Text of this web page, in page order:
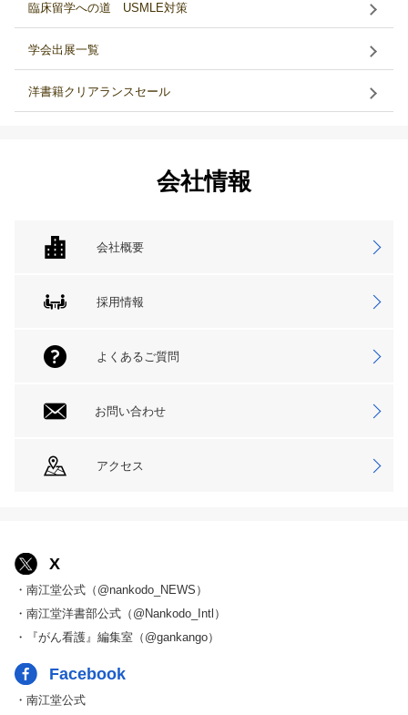
臨床留学への道 USMLE対策
学会出展一覧
洋書籍クリアランスセール
会社情報
会社概要
採用情報
よくあるご質問
お問い合わせ
アクセス
X
・南江堂公式（@nankodo_NEWS）
・南江堂洋書部公式（@Nankodo_Intl）
・『がん看護』編集室（@gankango）
Facebook
・南江堂公式